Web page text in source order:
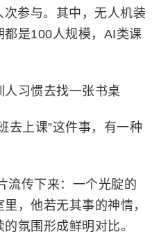
参与。其中，无人机装
是100人规模，AI类课
习惯去找一张书桌
去上课”这件事，有一种
传下来：一个光腚的
，他若无其事的神情，
氛围形成鲜明对比。